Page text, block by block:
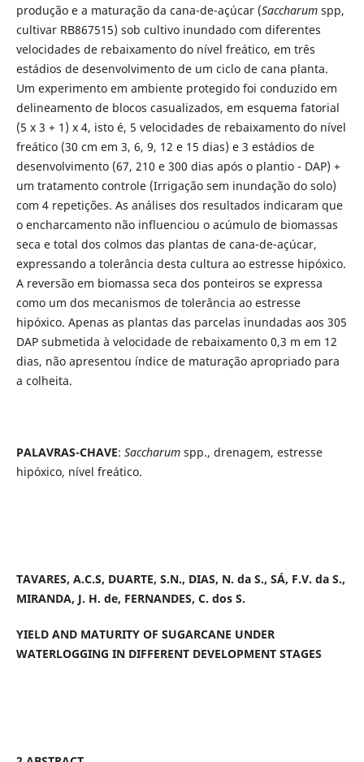
produção e a maturação da cana-de-açúcar (Saccharumspp,
cultivar RB867515) sob cultivo inundado com diferentes
velocidades de rebaixamento do nível freático, em três
estádios de desenvolvimento de um ciclo de cana planta.
Um experimento em ambiente protegido foi conduzido em
delineamento de blocos casualizados, em esquema fatorial
(5 x 3 + 1) x 4, isto é, 5 velocidades de rebaixamento do nível
freático (30 cm em 3, 6, 9, 12 e 15 dias) e 3 estádios de
desenvolvimento (67, 210 e 300 dias após o plantio - DAP) +
um tratamento controle (Irrigação sem inundação do solo)
com 4 repetições. As análises dos resultados indicaram que
o encharcamento não influenciou o acúmulo de biomassas
seca e total dos colmos das plantas de cana-de-açúcar,
expressando a tolerância desta cultura ao estresse hipóxico.
A reversão em biomassa seca dos ponteiros se expressa
como um dos mecanismos de tolerância ao estresse
hipóxico. Apenas as plantas das parcelas inundadas aos 305
DAP submetida à velocidade de rebaixamento 0,3 m em 12
dias, não apresentou índice de maturação apropriado para
a colheita.
PALAVRAS-CHAVE: Saccharumspp., drenagem, estresse
hipóxico, nível freático.
TAVARES, A.C.S, DUARTE, S.N., DIAS, N. da S., SÁ, F.V. da S.,
MIRANDA, J. H. de, FERNANDES, C. dos S.
YIELD AND MATURITY OF SUGARCANE UNDER
WATERLOGGING IN DIFFERENT DEVELOPMENT STAGES